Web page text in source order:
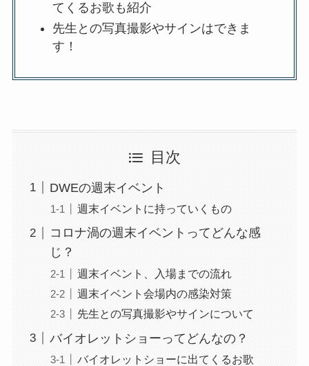
てくるお歌も紹介
先生との写真撮影やサインはできま
す！
目次
DWEの週末イベント
週末イベントに持っていくもの
コロナ渦の週末イベントってどんな感
じ？
週末イベント、入場までの流れ
週末イベント会場内の感染対策
先生との写真撮影やサインについて
バイオレットショーってどんなの？
バイオレットショーに出てくるお歌